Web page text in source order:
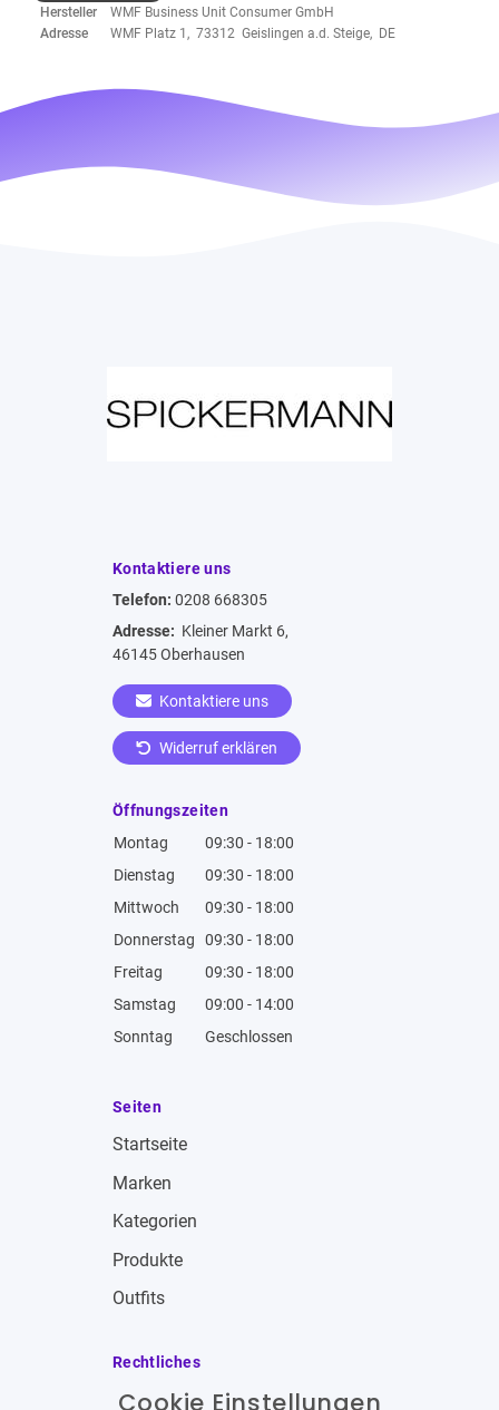
Hersteller
WMF Business Unit Consumer GmbH
Adresse
WMF Platz 1, 73312 Geislingen a.d. Steige, DE
Kontaktiere uns
Telefon: 0208 668305
Adresse: Kleiner Markt 6,
46145 Oberhausen
Kontaktiere uns
Widerruf erklären
Öffnungszeiten
Montag
09:30 - 18:00
Dienstag
09:30 - 18:00
Mittwoch
09:30 - 18:00
Donnerstag
09:30 - 18:00
Freitag
09:30 - 18:00
Samstag
09:00 - 14:00
Sonntag
Geschlossen
Seiten
Startseite
Marken
Kategorien
Produkte
Outfits
Rechtliches
Impressum
Cookie Einstellungen